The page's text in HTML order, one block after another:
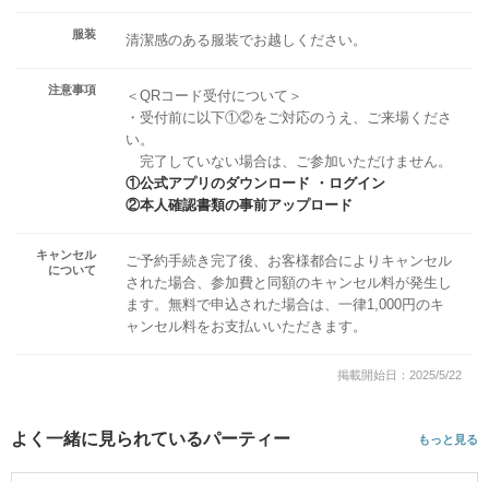
服装 清潔感のある服装でお越しください。
注意事項
＜QRコード受付について＞
・受付前に以下①②をご対応のうえ、ご来場くださ
い。
完了していない場合は、ご参加いただけません。
①公式アプリのダウンロード ・ログイン
②本人確認書類の事前アップロード
キャンセル
について
ご予約手続き完了後、お客様都合によりキャンセル
された場合、参加費と同額のキャンセル料が発生し
ます。無料で申込された場合は、一律1,000円のキ
ャンセル料をお支払いいただきます。
掲載開始日：2025/5/22
よく一緒に見られているパーティー もっと見る